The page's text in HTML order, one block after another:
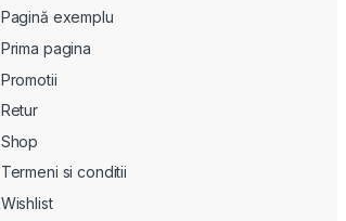
Pagină exemplu
Prima pagina
Promotii
Retur
Shop
Termeni si conditii
Wishlist